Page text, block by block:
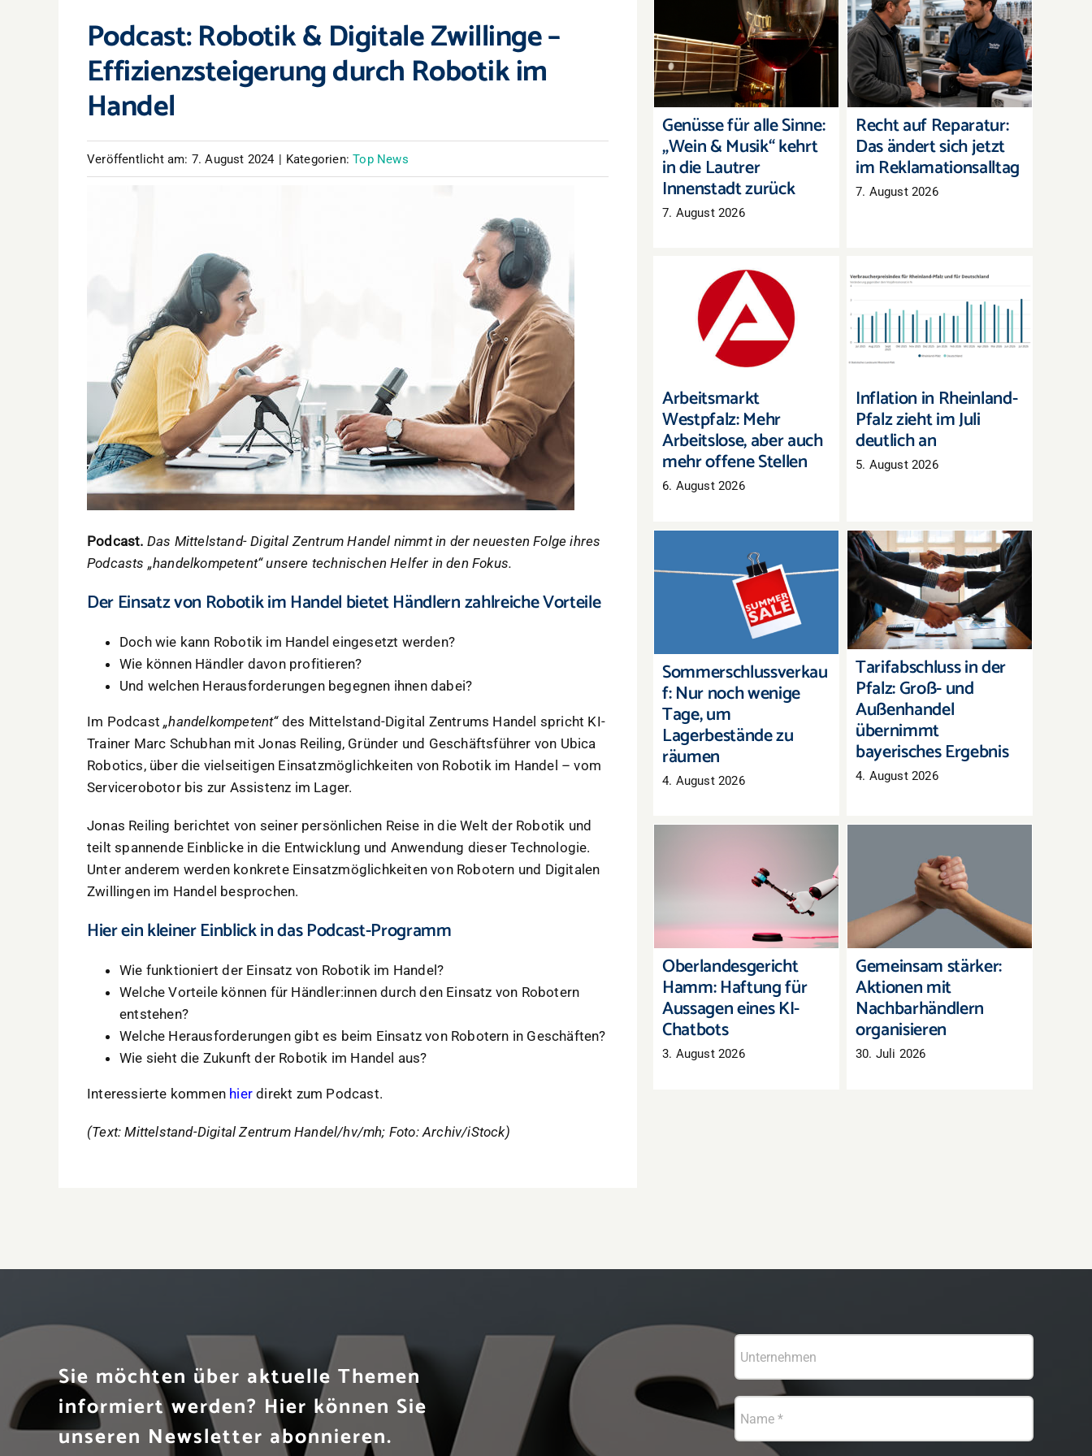
Podcast: Robotik & Digitale Zwillinge –
Effizienzsteigerung durch Robotik im
Handel
Veröffentlicht am: 7. August 2024 | Kategorien:Top News
Podcast. Das Mittelstand- Digital Zentrum Handel nimmt in der neuesten Folge ihres
Podcasts „handelkompetent“ unsere technischen Helfer in den Fokus.
Der Einsatz von Robotik im Handel bietet Händlern zahlreiche Vorteile
Doch wie kann Robotik im Handel eingesetzt werden?
Wie können Händler davon profitieren?
Und welchen Herausforderungen begegnen ihnen dabei?
Im Podcast„handelkompetent“des Mittelstand-Digital Zentrums Handel spricht KI-
Trainer Marc Schubhan mit Jonas Reiling, Gründer und Geschäftsführer von Ubica
Robotics, über die vielseitigen Einsatzmöglichkeiten von Robotik im Handel – vom
Servicerobotor bis zur Assistenz im Lager.
Jonas Reiling berichtet von seiner persönlichen Reise in die Welt der Robotik und
teilt spannende Einblicke in die Entwicklung und Anwendung dieser Technologie.
Unter anderem werden konkrete Einsatzmöglichkeiten von Robotern und Digitalen
Zwillingen im Handel besprochen.
Hier ein kleiner Einblick in das Podcast-Programm
Wie funktioniert der Einsatz von Robotik im Handel?
Welche Vorteile können für Händler:innen durch den Einsatz von Robotern
entstehen?
Welche Herausforderungen gibt es beim Einsatz von Robotern in Geschäften?
Wie sieht die Zukunft der Robotik im Handel aus?
Interessierte kommen hier direkt zum Podcast.
(Text: Mittelstand-Digital Zentrum Handel/hv/mh; Foto: Archiv/iStock)
Genüsse für alle Sinne:
„Wein & Musik“ kehrt in
die Lautrer Innenstadt
zurück
Genüsse für alle Sinne:
„Wein & Musik“ kehrt
in die Lautrer
Innenstadt zurück
7. August 2026
Recht auf Reparatur:
Das ändert sich jetzt im
Reklamationsalltag
Recht auf Reparatur:
Das ändert sich jetzt
im Reklamationsalltag
7. August 2026
Arbeitsmarkt Westpfalz:
Mehr Arbeitslose, aber
auch mehr offene
Stellen
Arbeitsmarkt
Westpfalz: Mehr
Arbeitslose, aber auch
mehr offene Stellen
6. August 2026
Inflation in Rheinland-
Pfalz zieht im Juli
deutlich an
Inflation in Rheinland-
Pfalz zieht im Juli
deutlich an
5. August 2026
Sommerschlussverkauf:
Nur noch wenige Tage,
um Lagerbestände zu
räumen
Sommerschlussverkau
f: Nur noch wenige
Tage, um
Lagerbestände zu
räumen
4. August 2026
Tarifabschluss in der
Pfalz: Groß- und
Außenhandel
übernimmt bayerisches
Ergebnis
Tarifabschluss in der
Pfalz: Groß- und
Außenhandel
übernimmt
bayerisches Ergebnis
4. August 2026
Oberlandesgericht
Hamm: Haftung für
Aussagen eines KI-
Chatbots
Oberlandesgericht
Hamm: Haftung für
Aussagen eines KI-
Chatbots
3. August 2026
Gemeinsam stärker:
Aktionen mit
Nachbarhändlern
organisieren
Gemeinsam stärker:
Aktionen mit
Nachbarhändlern
organisieren
30. Juli 2026
Sie möchten über aktuelle Themen
informiert werden? Hier können Sie
unseren Newsletter abonnieren.